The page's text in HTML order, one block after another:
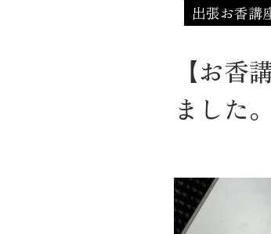
出張お香講
【お
ました